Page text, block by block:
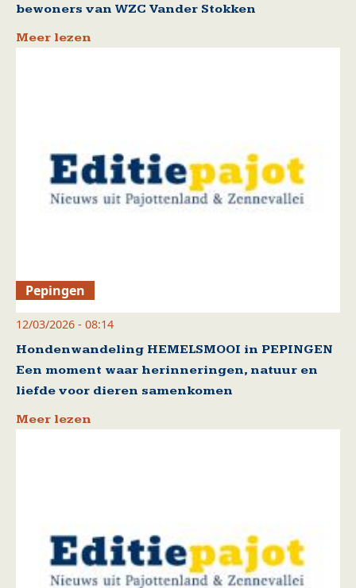
bewoners van WZC Vander Stokken
Meer lezen
Pepingen
12/03/2026 - 08:14
Hondenwandeling HEMELSMOOI in PEPINGEN
Een moment waar herinneringen, natuur en
liefde voor dieren samenkomen
Meer lezen